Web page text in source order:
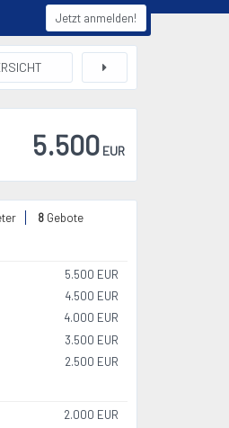
Jetzt anmelden!
5.500 EUR
8 Gebote
5.500 EUR
4.500 EUR
4.000 EUR
3.500 EUR
2.500 EUR
2.000 EUR